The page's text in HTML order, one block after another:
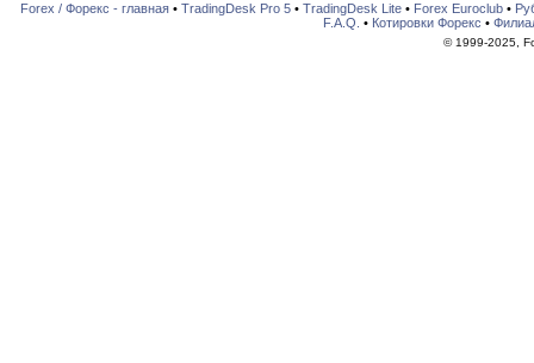
Forex / Форекс - главная• TradingDesk Pro 5• TradingDesk Lite• Forex Euroclub•
F.A.Q. • Котировки Форекс •
© 1999-2025,